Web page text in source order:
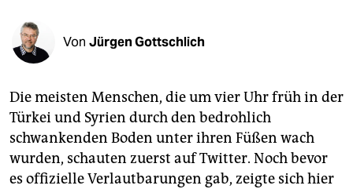
shop
fragen & hilfe
abo
genossenschaft
epaper login
Von Jürgen Gottschlich
Die meisten Menschen, die um vier Uhr früh in der
Türkei und Syrien durch den bedrohlich
schwankenden Boden unter ihren Füßen wach
wurden, schauten zuerst auf Twitter. Noch bevor
es offizielle Verlautbarungen gab, zeigte sich hier